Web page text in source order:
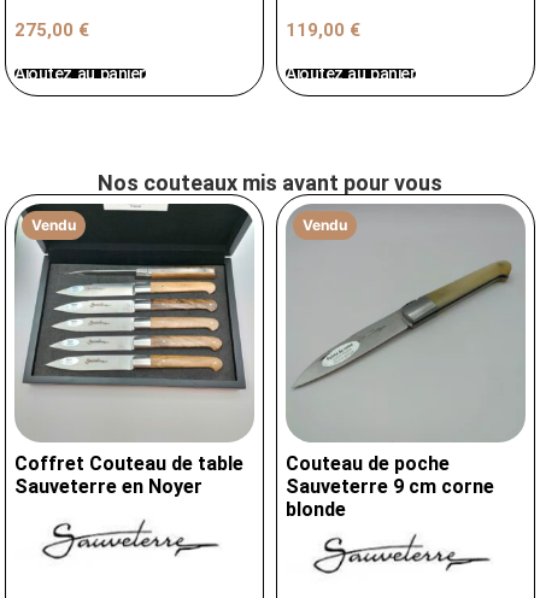
275,00 €
Ajoutez au panier
119,00 €
Ajoutez au panier
Nos couteaux mis avant pour vous
Vendu
Coffret Couteau de table
Sauveterre en Noyer
Vendu
Couteau de poche
Sauveterre 9 cm corne
blonde